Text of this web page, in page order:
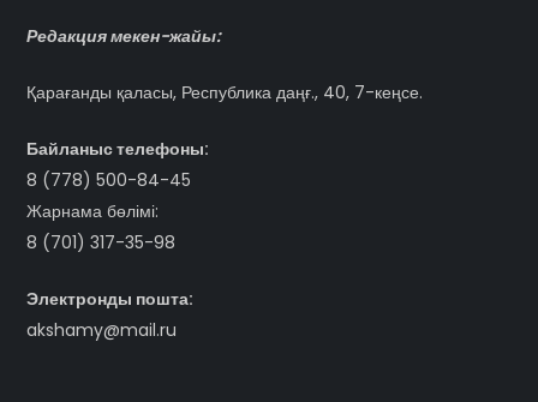
Редакция мекен-жайы:
Қарағанды қаласы, Республика даңғ., 40, 7-кеңсе.
Байланыс телефоны:
8 (778) 500-84-45
Жарнама бөлімі:
8 (701) 317-35-98
Электронды пошта:
akshamy@mail.ru